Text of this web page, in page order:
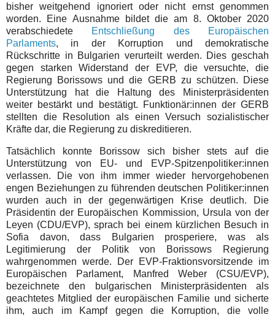
bisher weitgehend ignoriert oder nicht ernst genommen
worden. Eine Ausnahme bildet die am 8. Oktober 2020
verabschiedete Entschließung des Europäischen
Parlaments, in der Korruption und demokratische
Rückschritte in Bulgarien verurteilt werden. Dies geschah
gegen starken Widerstand der EVP, die versuchte, die
Regierung Borissows und die GERB zu schützen. Diese
Unterstützung hat die Haltung des Ministerpräsidenten
weiter bestärkt und bestätigt. Funktionär:innen der GERB
stellten die Resolution als einen Versuch sozialistischer
Kräfte dar, die Regierung zu diskreditieren.
Tatsächlich konnte Borissow sich bisher stets auf die
Unterstützung von EU- und EVP-Spitzenpolitiker:innen
verlassen. Die von ihm immer wieder hervorgehobenen
engen Beziehungen zu führenden deutschen Politiker:innen
wurden auch in der gegenwärtigen Krise deutlich. Die
Präsidentin der Europäischen Kommission, Ursula von der
Leyen (CDU/EVP), sprach bei einem kürzlichen Besuch in
Sofia davon, dass Bulgarien prosperiere, was als
Legitimierung der Politik von Borissows Regierung
wahrgenommen werde. Der EVP-Fraktionsvorsitzende im
Europäischen Parlament, Manfred Weber (CSU/EVP),
bezeichnete den bulgarischen Ministerpräsidenten als
geachtetes Mitglied der europäischen Familie und sicherte
ihm, auch im Kampf gegen die Korruption, die volle